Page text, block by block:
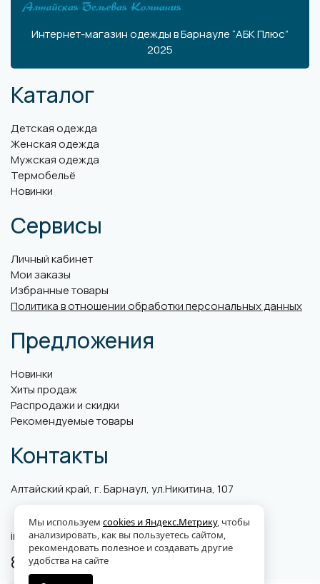
Интернет-магазин одежды в Барнауле “АБК Плюс”
2025
Каталог
Детская одежда
Женская одежда
Мужская одежда
Термобельё
Новинки
Сервисы
Личный кабинет
Мои заказы
Избранные товары
Политика в отношении обработки персональных данных
Предложения
Новинки
Хиты продаж
Распродажи и скидки
Рекомендуемые товары
Контакты
Алтайский край, г. Барнаул, ул.Никитина, 107
info@abk-plus.ru
8 (3852) 560-599
Мы используем cookies и Яндекс.Метрику, чтобы
анализировать, как вы пользуетесь сайтом,
рекомендовать полезное и создавать другие
удобства на сайте